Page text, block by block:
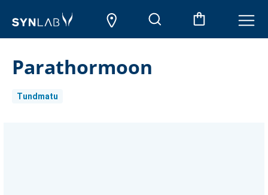
Parathormoon
Tundmatu